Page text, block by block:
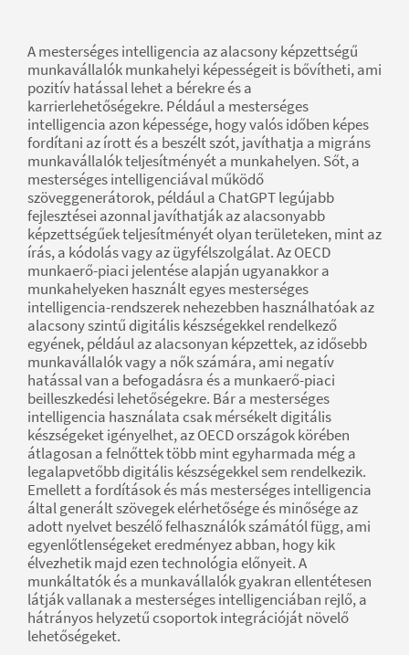
A mesterséges intelligencia az alacsony képzettségű
munkavállalók munkahelyi képességeit is bővítheti, ami
pozitív hatással lehet a bérekre és a
karrierlehetőségekre. Például a mesterséges
intelligencia azon képessége, hogy valós időben képes
fordítani az írott és a beszélt szót, javíthatja a migráns
munkavállalók teljesítményét a munkahelyen. Sőt, a
mesterséges intelligenciával működő
szöveggenerátorok, például a ChatGPT legújabb
fejlesztései azonnal javíthatják az alacsonyabb
képzettségűek teljesítményét olyan területeken, mint az
írás, a kódolás vagy az ügyfélszolgálat. Az OECD
munkaerő-piaci jelentése alapján ugyanakkor a
munkahelyeken használt egyes mesterséges
intelligencia-rendszerek nehezebben használhatóak az
alacsony szintű digitális készségekkel rendelkező
egyének, például az alacsonyan képzettek, az idősebb
munkavállalók vagy a nők számára, ami negatív
hatással van a befogadásra és a munkaerő-piaci
beilleszkedési lehetőségekre. Bár a mesterséges
intelligencia használata csak mérsékelt digitális
készségeket igényelhet, az OECD országok körében
átlagosan a felnőttek több mint egyharmada még a
legalapvetőbb digitális készségekkel sem rendelkezik.
Emellett a fordítások és más mesterséges intelligencia
által generált szövegek elérhetősége és minősége az
adott nyelvet beszélő felhasználók számától függ, ami
egyenlőtlenségeket eredményez abban, hogy kik
élvezhetik majd ezen technológia előnyeit. A
munkáltatók és a munkavállalók gyakran ellentétesen
látják vallanak a mesterséges intelligenciában rejlő, a
hátrányos helyzetű csoportok integrációját növelő
lehetőségeket.